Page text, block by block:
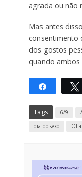
agrada ou não
Mas antes
consentimento
dos gostos
quando ambos
Tags 6/9
dia do sexo
Olla